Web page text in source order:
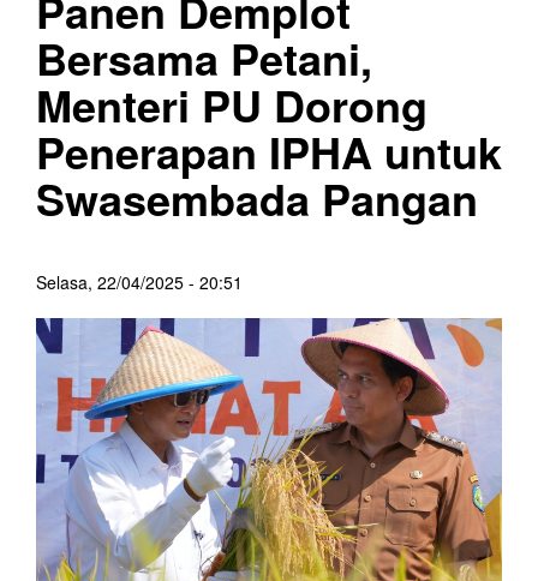
Bersama Petani,
Menteri PU Dorong
Penerapan IPHA untuk
Swasembada Pangan
Selasa, 22/04/2025 - 20:51